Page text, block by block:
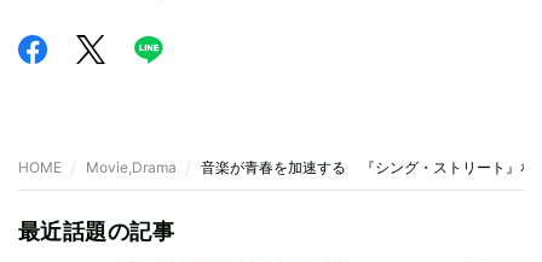
HOME Movie,Drama 音楽が青春を加速する 『シング・ストリート』な
最近話題の記事